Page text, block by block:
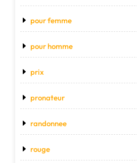
pour femme
pour homme
prix
pronateur
randonnee
rouge